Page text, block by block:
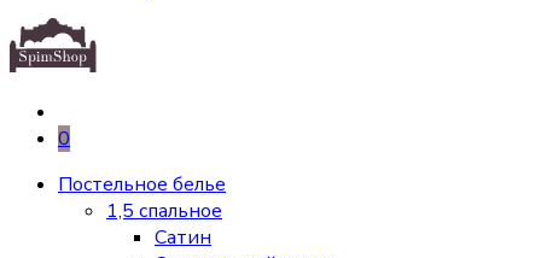
0
Постельное белье
1,5 спальное
Сатин